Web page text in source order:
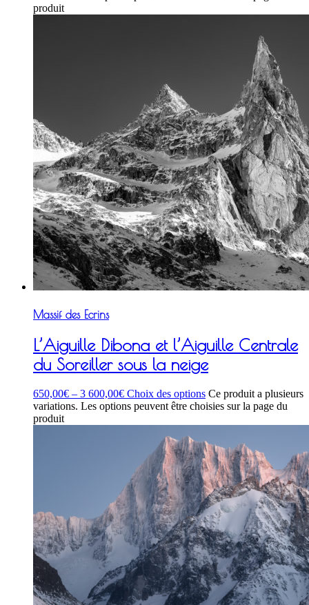
produit
Massif des Ecrins
L’Aiguille Dibona et l’Aiguille Centrale
du Soreiller sous la neige
650,00€ – 3 600,00€ Choix des options Ce produit a plusieurs
variations. Les options peuvent être choisies sur la page du
produit